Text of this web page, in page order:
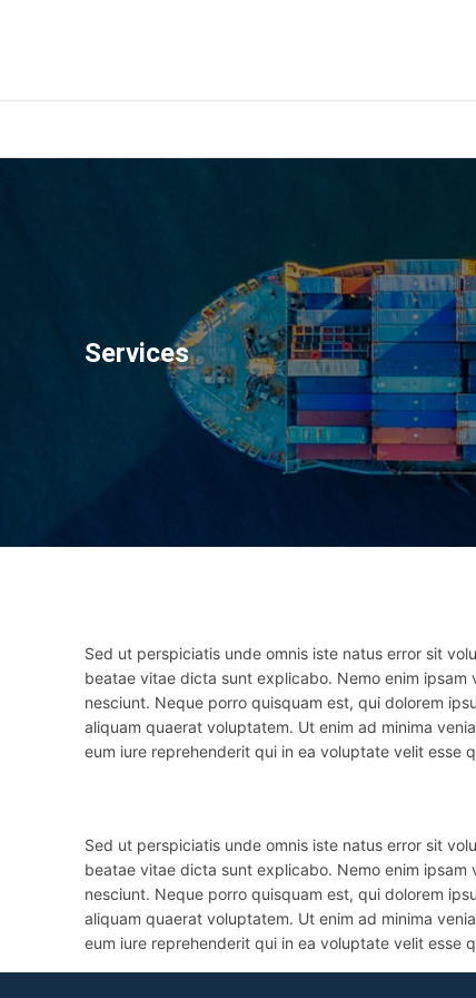
Services
Sed ut perspiciatis unde omnis iste natus error sit
beatae vitae dicta sunt explicabo. Nemo enim
nesciunt. Neque porro quisquam est, qui dolorem
aliquam quaerat voluptatem. Ut enim ad minima
eum iure reprehenderit qui in ea voluptate velit esse
Sed ut perspiciatis unde omnis iste natus error sit
beatae vitae dicta sunt explicabo. Nemo enim
nesciunt. Neque porro quisquam est, qui dolorem
aliquam quaerat voluptatem. Ut enim ad minima
eum iure reprehenderit qui in ea voluptate velit esse